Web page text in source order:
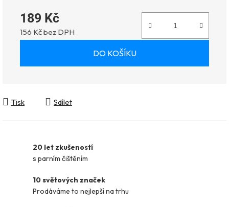
189 Kč
156 Kč bez DPH
DO KOŠÍKU
Tisk Sdílet
20 let zkušeností
s parním čištěním
10 světových značek
Prodáváme to nejlepší na trhu